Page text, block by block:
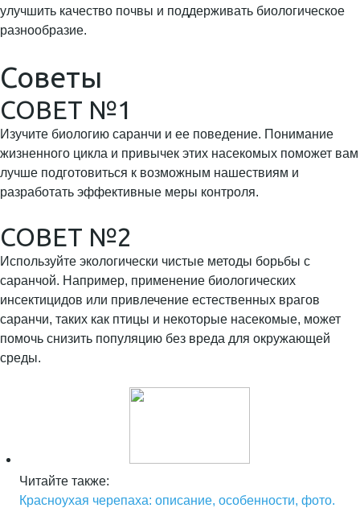
улучшить качество почвы и поддерживать биологическое
разнообразие.
Советы
СОВЕТ №1
Изучите биологию саранчи и ее поведение. Понимание
жизненного цикла и привычек этих насекомых поможет вам
лучше подготовиться к возможным нашествиям и
разработать эффективные меры контроля.
СОВЕТ №2
Используйте экологически чистые методы борьбы с
саранчой. Например, применение биологических
инсектицидов или привлечение естественных врагов
саранчи, таких как птицы и некоторые насекомые, может
помочь снизить популяцию без вреда для окружающей
среды.
Читайте также:
Красноухая черепаха: описание, особенности, фото.